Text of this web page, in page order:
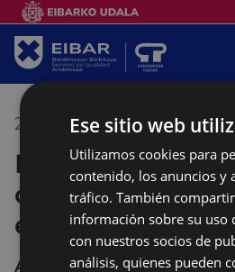
28/01/2022 10:00 -12:00
castellano con
empoderante
Andretxea
Ese sitio web
Utilizamos cookies para
contenido, los anuncios y
tráfico. También
información sobre su uso
con nuestros socios de
análisis, quienes pueden